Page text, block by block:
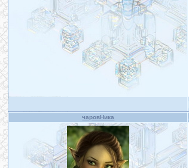
чаровНика